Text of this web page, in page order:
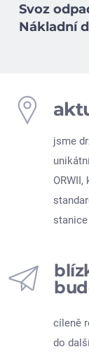
Svoz
Nákladní
jsme
stanice
cíleně
do